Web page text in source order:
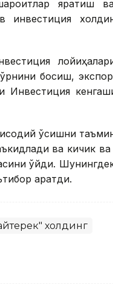
яратиш
инвестиция
босиш,
Инвестиция
ўсишни
ва кичик ва
қўйди.
қаратди.
холдинг